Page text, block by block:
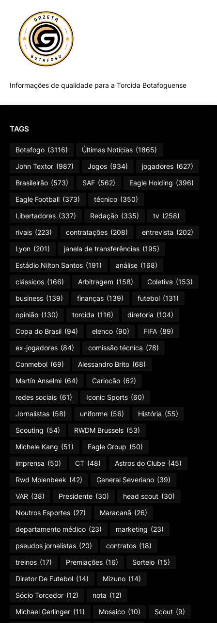
Informações de qualidade para a Torcida Botafoguense
TAGS
Botafogo (3116) Últimas Notícias (1865)
John Textor (987) Jogos (934) jogadores (627)
Brasileirão (573) SAF (562) Eagle Holding (396)
Eagle Football (373) técnico (350)
Libertadores (337) Redação (335) tv (258)
rivais (223) contratações (208) entrevista (202)
Lyon (201) janela de transferências (195)
Estádio Nilton Santos (191) análise (168)
clássicos (166) Arbitragem (158) Coletiva (153)
business (139) finanças (139) futebol (131)
opinião (130) torcida (116) diretoria (104)
Copa do Brasil (94) elenco (90) FIFA (89)
ex-jogadores (84) comissão técnica (78)
Conmebol (69) Alessandro Brito (68)
Martín Anselmi (64) Cariocão (62)
redes sociais (61) Iconic Sports (60)
Jornalistas (58) uniforme (56) História (55)
Scouting (54) RWDM Brussels (53)
Michele Kang (51) Eagle Group (50)
imprensa (50) CT (48) Astros do Clube (45)
Rwd Molenbeek (42) General Severiano (39)
VAR (38) Presidente (30) head scout (30)
Noutros Esportes (27) Maracanã (26)
departamento médico (23) marketing (23)
pseudos jornalistas (20) contratos (18)
treinos (17) Premiações (16) Sorteio (15)
Diretor De Futebol (14) Mizuno (14)
Sócio Torcedor (12) nota (12)
Michael Gerlinger (11) Mosaico (10) Scout (9)